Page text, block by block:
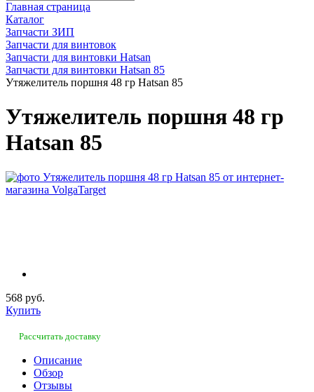
Главная страница
Каталог
Запчасти ЗИП
Запчасти для винтовок
Запчасти для винтовки Hatsan
Запчасти для винтовки Hatsan 85
Утяжелитель поршня 48 гр Hatsan 85
Утяжелитель поршня 48 гр
Hatsan 85
568 руб.
Купить
Рассчитать доставку
Описание
Обзор
Отзывы